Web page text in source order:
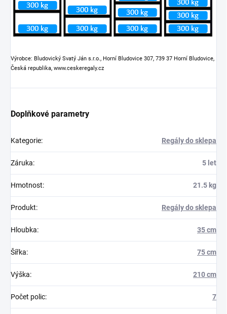
Výrobce: Bludovický Svatý Ján s.r.o., Horní Bludovice 307, 739 37 Horní Bludovice,
Česká republika, www.ceskeregaly.cz
Doplňkové parametry
Kategorie: Regály do sklepa
Záruka: 5 let
Hmotnost: 21.5 kg
Produkt: Regály do sklepa
Hloubka: 35 cm
Šířka: 75 cm
Výška: 210 cm
Počet polic: 7